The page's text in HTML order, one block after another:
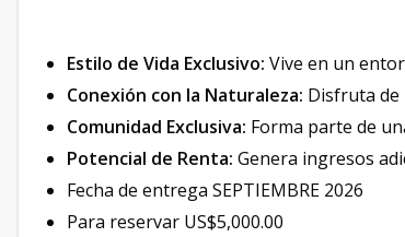
Estilo de Vida Exclusivo: Vive en un
Conexión con la Naturaleza: Disfruta de
Comunidad Exclusiva: Forma parte de
Potencial de Renta: Genera ingresos
Fecha de entrega SEPTIEMBRE 2026
Para reservar US$5,000.00